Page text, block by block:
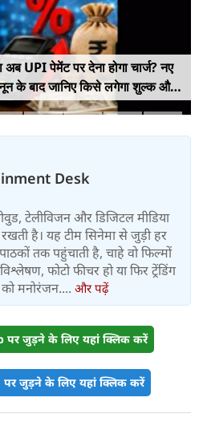
पेपर लीक में बड़ा खुलासा! CBI का
NTA के अधिकारियों ने ही लीक किए
Desk
टेलीविजन और डिजिटल मीडिया
है। यह टीम सिनेमा से जुड़ी हर
तक पहुंचाती है, चाहे वो फिल्मों
फोटो फीचर हो या फिर ट्रेंडिंग
को मनोरंजन.... और पढ़ें
पर जुड़ने के लिए यहां क्लिक करें
पर जुड़ने के लिए यहां क्लिक करें